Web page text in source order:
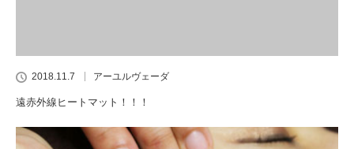
2018.11.7 アーユルヴェーダ
遠赤外線ヒートマット！！！